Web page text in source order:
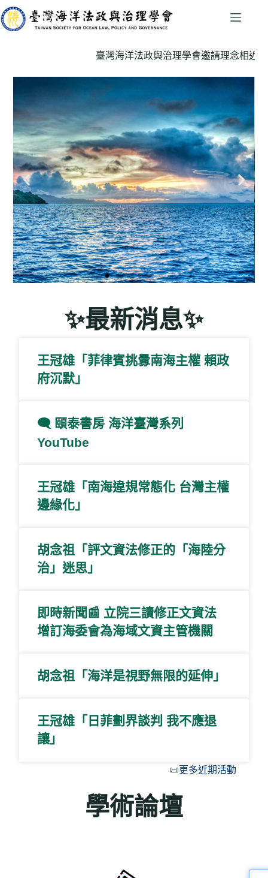
臺灣海洋法政與治理學會邀請理念相近
海洋使我們團結一致
團體， 致力於促進海洋法律、政策、治
✨最新消息✨
王冠雄「菲律賓挑釁南海主權 賴政
府沉默」
🗨️ 頤泰書房 海洋臺灣系列
YouTube
王冠雄「南海違規常態化 台灣主權
邊緣化」
胡念祖「評文資法修正的「海陸分
治」迷思」
即時新聞📰 立院三讀修正文資法
增訂海委會為海域文資主管機關
胡念祖「海洋是視野無限的延伸」
王冠雄「日菲劃界談判 我不應退
讓」
📜更多近期活動
學術論壇